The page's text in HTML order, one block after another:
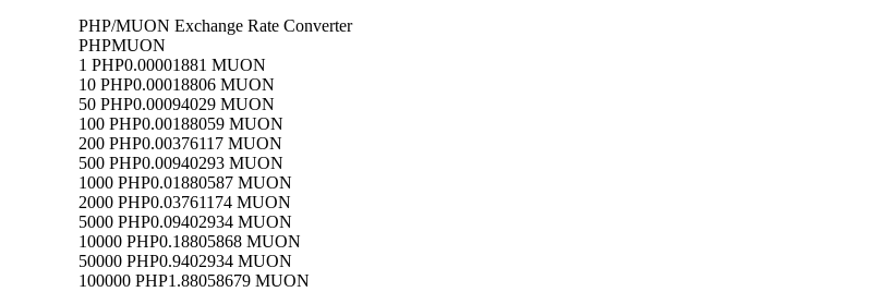
PHP/MUON Exchange Rate Converter
PHPMUON
1 PHP0.00001881 MUON
10 PHP0.00018806 MUON
50 PHP0.00094029 MUON
100 PHP0.00188059 MUON
200 PHP0.00376117 MUON
500 PHP0.00940293 MUON
1000 PHP0.01880587 MUON
2000 PHP0.03761174 MUON
5000 PHP0.09402934 MUON
10000 PHP0.18805868 MUON
50000 PHP0.9402934 MUON
100000 PHP1.88058679 MUON